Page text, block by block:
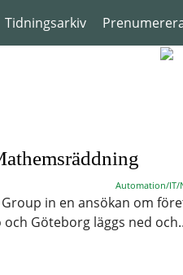
Tidningsarkiv
Automation/IT/
Group in en ansökan om
och Göteborg läggs ned